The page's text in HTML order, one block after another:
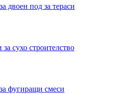
двоен под за тераси
сухо строителство
фугиращи смеси